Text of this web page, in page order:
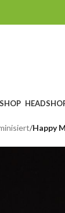
/Happy